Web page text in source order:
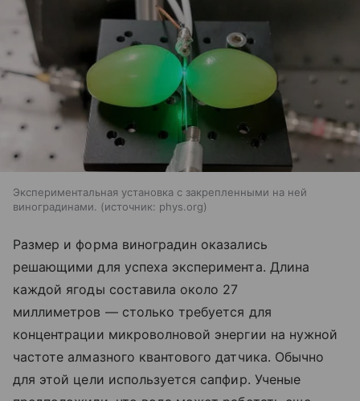
Экспериментальная установка с закрепленными на ней
виноградинами.
источник: phys.org
Размер и форма виноградин оказались
решающими для успеха эксперимента. Длина
каждой ягоды составила около 27
миллиметров — столько требуется для
концентрации микроволновой энергии на нужной
частоте алмазного квантового датчика. Обычно
для этой цели используется сапфир. Ученые